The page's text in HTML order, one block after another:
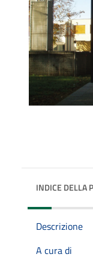
INDICE DELLA
Descrizione
A cura di